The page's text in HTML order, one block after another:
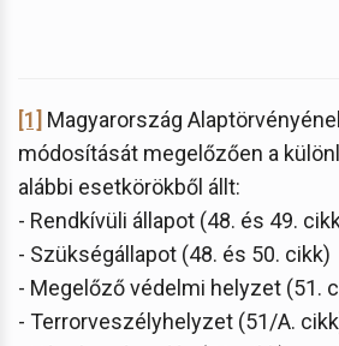
[1] Magyarország
módosítását megelőzően a
alábbi esetkörökből állt:
- Rendkívüli állapot (48. és 49.
- Szükségállapot (48. és 50. cikk)
- Megelőző védelmi helyzet (51.
- Terrorveszélyhelyzet (51/A.